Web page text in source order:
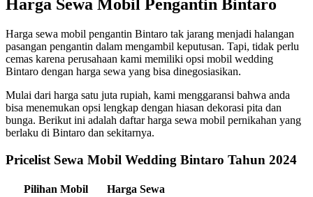
Harga Sewa Mobil Pengantin Bintaro
Harga sewa mobil pengantin Bintaro tak jarang menjadi halangan
pasangan pengantin dalam mengambil keputusan. Tapi, tidak perlu
cemas karena perusahaan kami memiliki opsi mobil wedding
Bintaro dengan harga sewa yang bisa dinegosiasikan.
Mulai dari harga satu juta rupiah, kami menggaransi bahwa anda
bisa menemukan opsi lengkap dengan hiasan dekorasi pita dan
bunga. Berikut ini adalah daftar harga sewa mobil pernikahan yang
berlaku di Bintaro dan sekitarnya.
Pricelist Sewa Mobil Wedding Bintaro Tahun 2024
Pilihan Mobil
Harga Sewa